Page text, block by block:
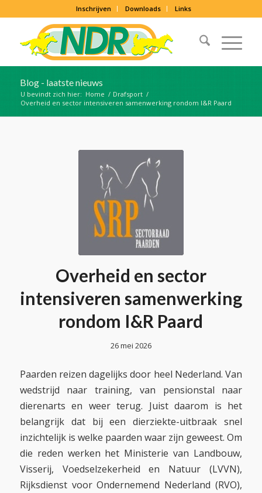
Inschrijven Downloads Links
Blog - laatste nieuws
U bevindt zich hier: Home / Drafsport /
Overheid en sector intensiveren samenwerking rondom I&R Paard
Overheid en sector
intensiveren samenwerking
rondom I&R Paard
26 mei 2026
Paarden reizen dagelijks door heel Nederland. Van
wedstrijd naar training, van pensionstal naar
dierenarts en weer terug. Juist daarom is het
belangrijk dat bij een dierziekte-uitbraak snel
inzichtelijk is welke paarden waar zijn geweest. Om
die reden werken het Ministerie van Landbouw,
Visserij, Voedselzekerheid en Natuur (LVVN),
Rijksdienst voor Ondernemend Nederland (RVO),